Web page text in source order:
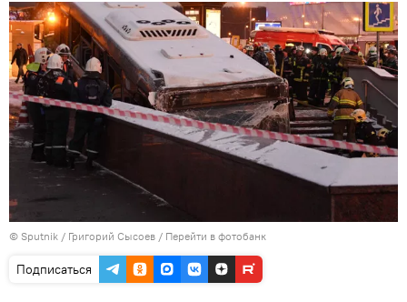
© Sputnik / Григорий Сысоев / Перейти в фотобанк
Подписаться